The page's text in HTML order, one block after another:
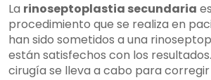
La rinoseptoplastia secundaria
procedimiento que se realiza en
han sido sometidos a una
están satisfechos con los
cirugía se lleva a cabo para